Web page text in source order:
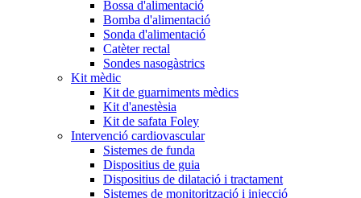
Bossa d'alimentació
Bomba d'alimentació
Sonda d'alimentació
Catèter rectal
Sondes nasogàstrics
Kit mèdic
Kit de guarniments mèdics
Kit d'anestèsia
Kit de safata Foley
Intervenció cardiovascular
Sistemes de funda
Dispositius de guia
Dispositius de dilatació i tractament
Sistemes de monitorització i injecció